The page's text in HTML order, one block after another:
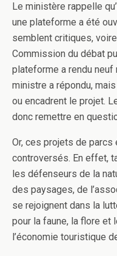
Le ministère rappelle
une plateforme a été
semblent critiques,
Commission du débat
plateforme a rendu
ministre a répondu,
ou encadrent le projet.
donc remettre en
Or, ces projets de
controversés. En effet,
les défenseurs de la
des paysages, de
se rejoignent dans la
pour la faune, la flore et
l’économie touristique